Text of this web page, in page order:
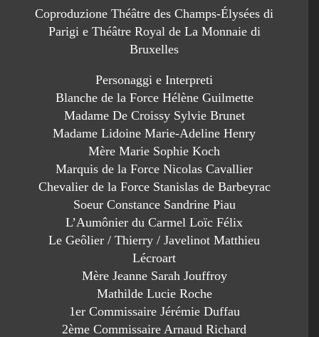
Coproduzione Théâtre des Champs-Élysées di
Parigi e Théâtre Royal de La Monnaie di
Bruxelles
Personaggi e Interpreti
Blanche de la Force Hélène Guilmette
Madame De Croissy Sylvie Brunet
Madame Lidoine Marie-Adeline Henry
Mère Marie Sophie Koch
Marquis de la Force Nicolas Cavallier
Chevalier de la Force Stanislas de Barbeyrac
Soeur Constance Sandrine Piau
L’Aumônier du Carmel Loïc Félix
Le Geôlier / Thierry / Javelinot Matthieu
Lécroart
Mère Jeanne Sarah Jouffroy
Mathilde Lucie Roche
1er Commissaire Jérémie Duffau
2ème Commissaire Arnaud Richard